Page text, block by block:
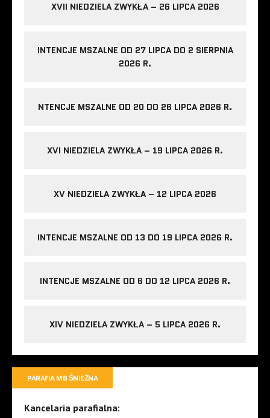
XVII NIEDZIELA ZWYKŁA – 26 LIPCA 2026
INTENCJE MSZALNE OD 27 LIPCA DO 2 SIERPNIA
2026 R.
NTENCJE MSZALNE OD 20 DO 26 LIPCA 2026 R.
XVI NIEDZIELA ZWYKŁA – 19 LIPCA 2026 R.
XV NIEDZIELA ZWYKŁA – 12 LIPCA 2026
INTENCJE MSZALNE OD 13 DO 19 LIPCA 2026 R.
INTENCJE MSZALNE OD 6 DO 12 LIPCA 2026 R.
XIV NIEDZIELA ZWYKŁA – 5 LIPCA 2026 R.
PARAFIA MB ŚNIEŻNA
Kancelaria parafialna: